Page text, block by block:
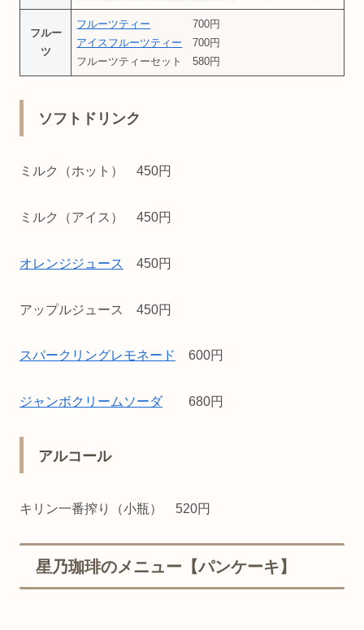
フルー
ツ
フルーツティー 700円
アイスフルーツティー 700円
フルーツティーセット 580円
ソフトドリンク
ミルク（ホット） 450円
ミルク（アイス） 450円
オレンジジュース 450円
アップルジュース 450円
スパークリングレモネード 600円
ジャンボクリームソーダ680円
アルコール
キリン一番搾り（小瓶） 520円
星乃珈琲のメニュー【パンケーキ】